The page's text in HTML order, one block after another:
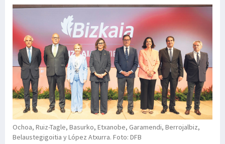
Ochoa, Ruiz-Tagle, Basurko, Etxanobe, Garamendi, Berrojalbiz,
Belaustegigoitia y López Atxurra. Foto: DFB